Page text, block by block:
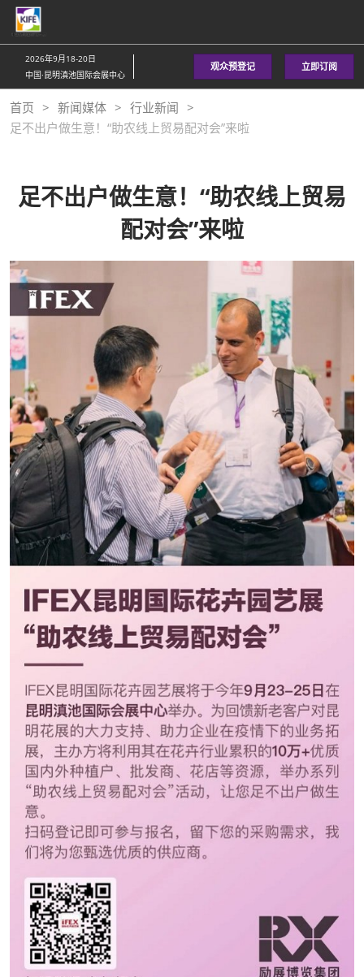
直
接
跳
至
内
容
2026年9月18-20日
中国·昆明滇池国际会展中心
观众预登记 立即订阅
首页 新闻媒体
行业新闻
足不出户做生意！“助农线上贸易配对会”来啦
足不出户做生意！“助农线上贸易
配对会”来啦